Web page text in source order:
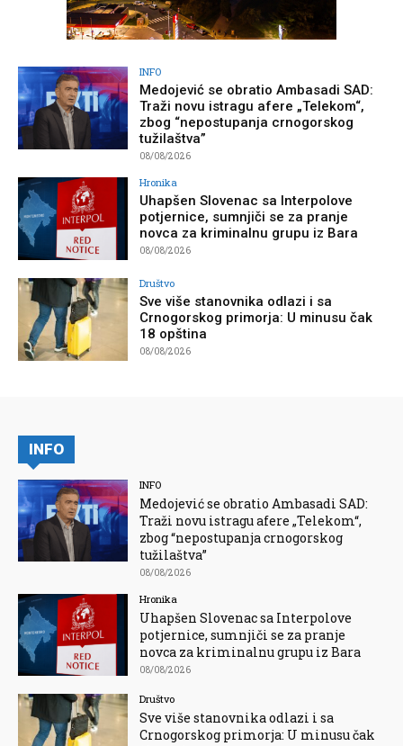
INFO
Medojević se obratio Ambasadi SAD:
Traži novu istragu afere „Telekom“,
zbog “nepostupanja crnogorskog
tužilaštva”
08/08/2026
Hronika
Uhapšen Slovenac sa Interpolove
potjernice, sumnjiči se za pranje
novca za kriminalnu grupu iz Bara
08/08/2026
Društvo
Sve više stanovnika odlazi i sa
Crnogorskog primorja: U minusu čak
18 opština
08/08/2026
INFO
INFO
Medojević se obratio Ambasadi SAD:
Traži novu istragu afere „Telekom“,
zbog “nepostupanja crnogorskog
tužilaštva”
08/08/2026
Hronika
Uhapšen Slovenac sa Interpolove
potjernice, sumnjiči se za pranje
novca za kriminalnu grupu iz Bara
08/08/2026
Društvo
Sve više stanovnika odlazi i sa
Crnogorskog primorja: U minusu čak